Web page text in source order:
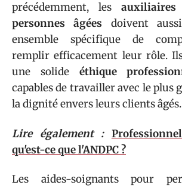
précédemment, les
personnes âgées doivent
ensemble spécifique de
remplir efficacement leur rôle.
une solide éthique
capables de travailler avec le plus
la dignité envers leurs clients âgés.
Lire également :
qu'est-ce que l'ANDPC ?
Les aides-soignants pour